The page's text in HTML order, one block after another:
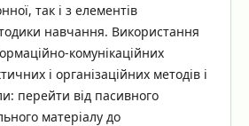
так і з елементів
навчання. Використання
комунікаційних
і організаційних методів і
перейти від пасивного
матеріалу до